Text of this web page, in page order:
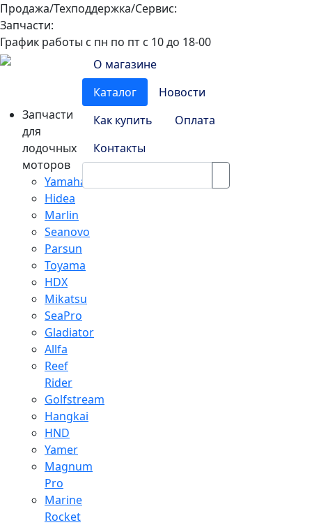
Продажа/Техподдержка/Сервис:
Запчасти:
График работы с пн по пт с 10 до 18-00
Запчасти
для
лодочных
моторов
Yamaha
Hidea
Marlin
Seanovo
Parsun
Toyama
HDX
Mikatsu
SeaPro
Gladiator
Allfa
Reef
Rider
Golfstream
Hangkai
HND
Yamer
Magnum
Pro
Marine
Rocket
О магазине
Каталог
Новости
Как купить
Оплата
Контакты